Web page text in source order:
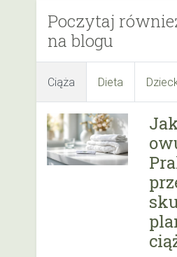
Poczytaj
na blogu
Ciąża Dieta